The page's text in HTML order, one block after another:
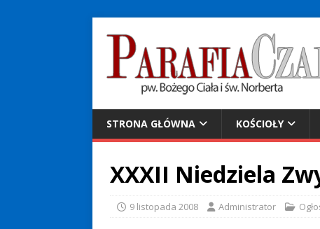
STRONA GŁÓWNA KOŚCIOŁY
XXXII Niedziela
9 listopada 2008 Administrator